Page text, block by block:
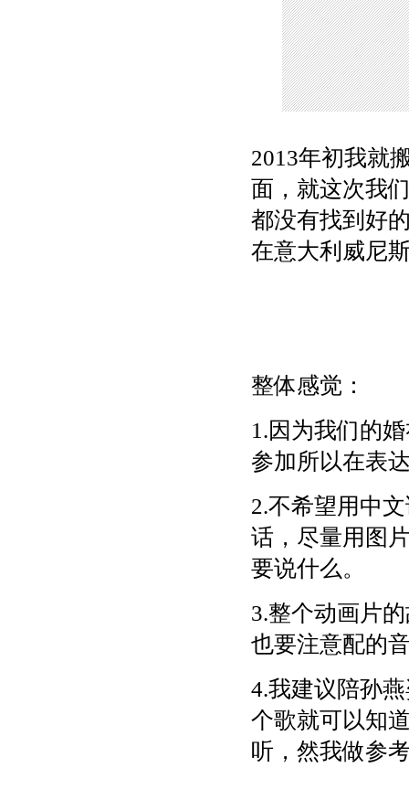
2013年初我就
面，就这次我
都没有找到好
在意大利威尼
整体感觉：
1.因为我们的
参加所以在表
2.不希望用中
话，尽量用图
要说什么。
3.整个动画片
也要注意配的
4.我建议陪孙
个歌就可以知
听，然我做参